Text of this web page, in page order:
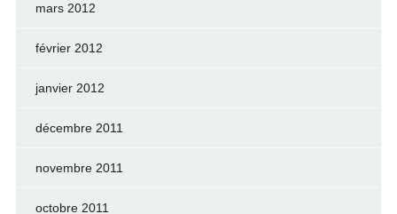
mars 2012
février 2012
janvier 2012
décembre 2011
novembre 2011
octobre 2011